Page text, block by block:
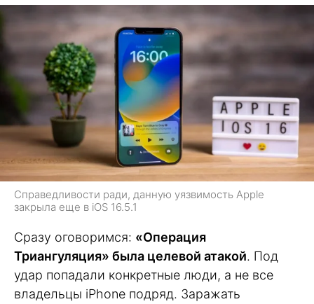
Справедливости ради, данную уязвимость Apple
закрыла еще в iOS 16.5.1
Сразу оговоримся: «Операция
Триангуляция» была целевой атакой. Под
удар попадали конкретные люди, а не все
владельцы iPhone подряд. Заражать